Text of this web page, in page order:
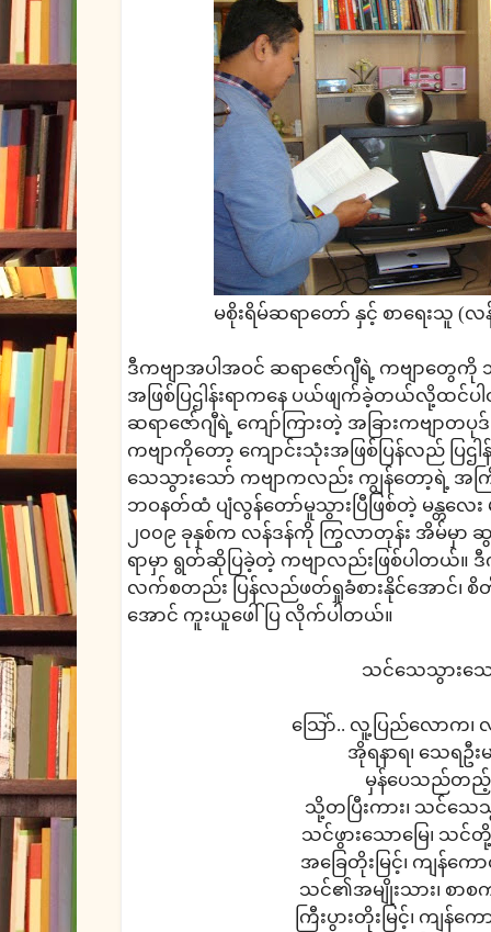
မစိုးရိမ်ဆရာတော် နှင့် စာရေးသူ (လန်
ဒီကဗျာအပါအဝင် ဆရာဇော်ဂျီရဲ့ ကဗျာတွေကို ၁
အဖြစ်ပြဌါန်းရာကနေ ပယ်ဖျက်ခဲ့တယ်လို့ထင်ပ
ဆရာဇော်ဂျီရဲ့ ကျော်ကြားတဲ့ အခြားကဗျာ
ကဗျာကိုတော့ ကျောင်းသုံးအဖြစ်ပြန်လည် ပ
သေသွားသော် ကဗျာကလည်း ကျွန်တော့ရဲ့ အက
ဘဝနတ်ထံ ပျံလွန်တော်မူသွားပြီဖြစ်တဲ့ မန္တလေး
၂၀၀၉ ခုနှစ်က လန်ဒန်ကို ကြွလာတုန်း အိမ်မှာ ဆွ
ရာမှာ ရွတ်ဆိုပြခဲ့တဲ့ ကဗျာလည်းဖြစ်ပါတယ်
လက်စတည်း ပြန်လည်ဖတ်ရှုခံစားနိုင်အောင်၊ စိ
အောင် ကူးယူဖေါ်ပြ လိုက်ပါတယ်။
သင်သေသွားသ
သြော်.. လူ့ပြည်လောက၊
အိုရနာရ၊ သေရဦး
မှန်ပေသည်တည့်
သို့တပြီးကား၊ သင်သေသွ
သင်ဖွားသောမြေ၊ သင်
အခြေတိုးမြင့်၊ ကျန်ကေ
သင်၏အမျိုးသား၊ စာစ
ကြီးပွားတိုးမြင့်၊ ကျန်က